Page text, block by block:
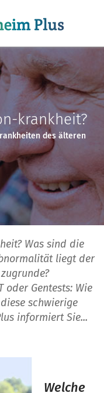
krankheit?
des älteren
Was sind die
liegt der
oder Gentests: Wie
schwierige
informiert Sie...
Welche